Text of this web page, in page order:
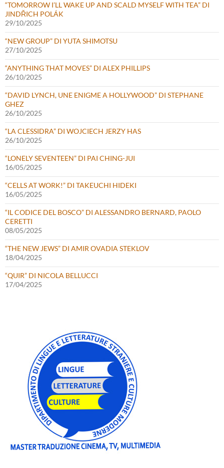
“TOMORROW I’LL WAKE UP AND SCALD MYSELF WITH TEA” DI
JINDŘICH POLÁK
29/10/2025
“NEW GROUP” DI YUTA SHIMOTSU
27/10/2025
“ANYTHING THAT MOVES” DI ALEX PHILLIPS
26/10/2025
“DAVID LYNCH, UNE ENIGME A HOLLYWOOD” DI STEPHANE
GHEZ
26/10/2025
“LA CLESSIDRA” DI WOJCIECH JERZY HAS
26/10/2025
“LONELY SEVENTEEN” DI PAI CHING-JUI
16/05/2025
“CELLS AT WORK!” DI TAKEUCHI HIDEKI
16/05/2025
“IL CODICE DEL BOSCO” DI ALESSANDRO BERNARD, PAOLO
CERETTI
08/05/2025
“THE NEW JEWS” DI AMIR OVADIA STEKLOV
18/04/2025
“QUIR” DI NICOLA BELLUCCI
17/04/2025